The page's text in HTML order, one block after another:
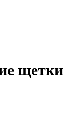
щетки